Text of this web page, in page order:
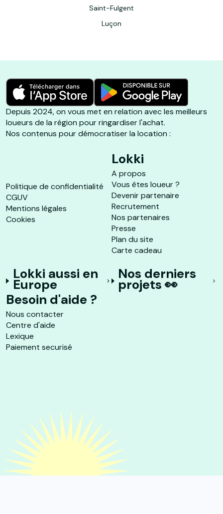
Saint-Fulgent
Luçon
Depuis 2024, on vous met en relation avec les meilleurs
loueurs de la région pour ringardiser l'achat.
Nos contenus pour démocratiser la location :
Politique de confidentialité
CGUV
Mentions légales
Cookies
Lokki
A propos
Vous êtes loueur ?
Devenir partenaire
Recrutement
Nos partenaires
Presse
Plan du site
Carte cadeau
Lokki aussi en
Europe
Nos derniers
projets 👀
Besoin d'aide ?
Nous contacter
Centre d'aide
Lexique
Paiement securisé